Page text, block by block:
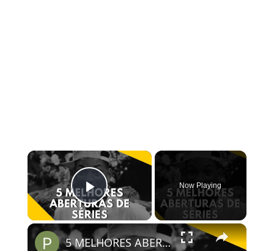
×
Play Video
Now Playing
×
5 MELHORES ABERTURAS DE SÉRIES | Pipocas Tv #13